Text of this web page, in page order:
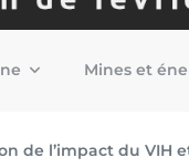
Mines et
de l’impact du VIH